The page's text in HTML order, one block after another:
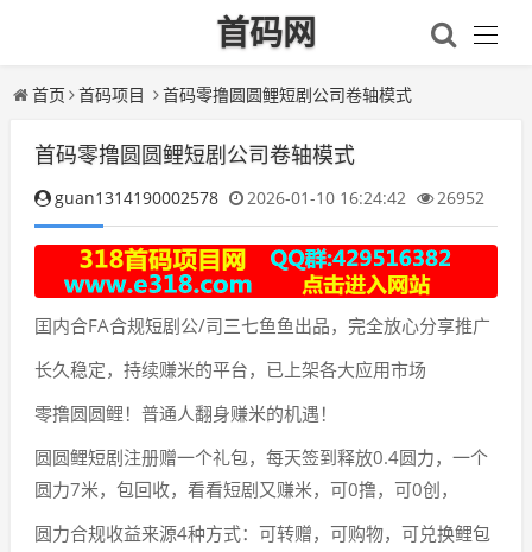
首码网
首页 首码项目 首码零撸圆圆鲤短剧公司卷轴模式
首码零撸圆圆鲤短剧公司卷轴模式
guan1314190002578 2026-01-10 16:24:42 26952
囯内合FA合规短剧公/司三七鱼鱼出品，完全放心分享推广
长久稳定，持续赚米的平台，已上架各大应用市场
零撸圆圆鲤！普通人翻身赚米的机遇！
圆圆鲤短剧注册赠一个礼包，每天签到释放0.4圆力，一个
圆力7米，包回收，看看短剧又赚米，可0撸，可0创，
圆力合规收益来源4种方式：可转赠，可购物，可兑换鲤包